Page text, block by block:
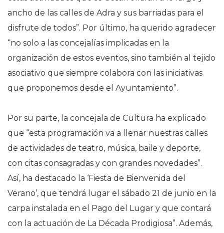
ancho de las calles de Adra y sus barriadas para el
disfrute de todos”. Por último, ha querido agradecer
“no solo a las concejalías implicadas en la
organización de estos eventos, sino también al tejido
asociativo que siempre colabora con las iniciativas
que proponemos desde el Ayuntamiento”.
Por su parte, la concejala de Cultura ha explicado
que “esta programación va a llenar nuestras calles
de actividades de teatro, música, baile y deporte,
con citas consagradas y con grandes novedades”.
Así, ha destacado la ‘Fiesta de Bienvenida del
Verano’, que tendrá lugar el sábado 21 de junio en la
carpa instalada en el Pago del Lugar y que contará
con la actuación de La Década Prodigiosa”. Además,